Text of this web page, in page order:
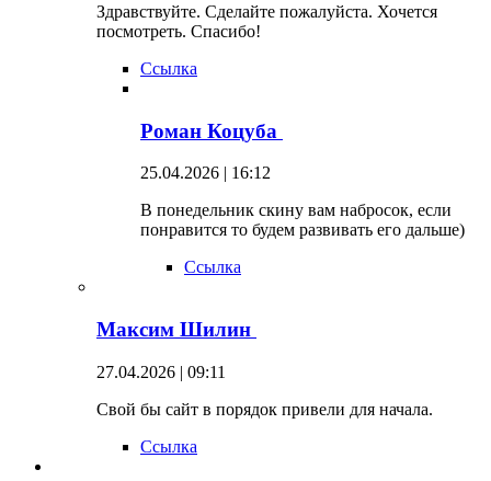
Здравствуйте. Сделайте пожалуйста. Хочется
посмотреть. Спасибо!
Ссылка
Роман Коцуба
25.04.2026 | 16:12
В понедельник скину вам набросок, если
понравится то будем развивать его дальше)
Ссылка
Максим Шилин
27.04.2026 | 09:11
Свой бы сайт в порядок привели для начала.
Ссылка